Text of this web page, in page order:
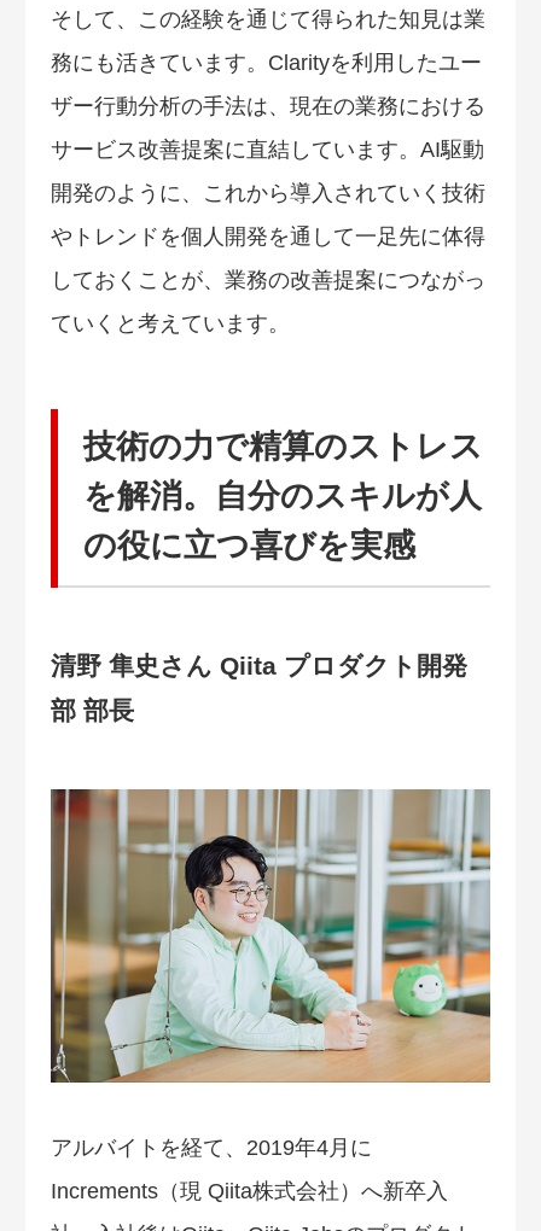
そして、この経験を通じて得られた知見は業
務にも活きています。Clarityを利用したユー
ザー行動分析の手法は、現在の業務における
サービス改善提案に直結しています。AI駆動
開発のように、これから導入されていく技術
やトレンドを個人開発を通して一足先に体得
しておくことが、業務の改善提案につながっ
ていくと考えています。
技術の力で精算のストレス
を解消。自分のスキルが人
の役に立つ喜びを実感
清野 隼史さん Qiita プロダクト開発
部 部長
アルバイトを経て、2019年4月に
Increments（現 Qiita株式会社）へ新卒入